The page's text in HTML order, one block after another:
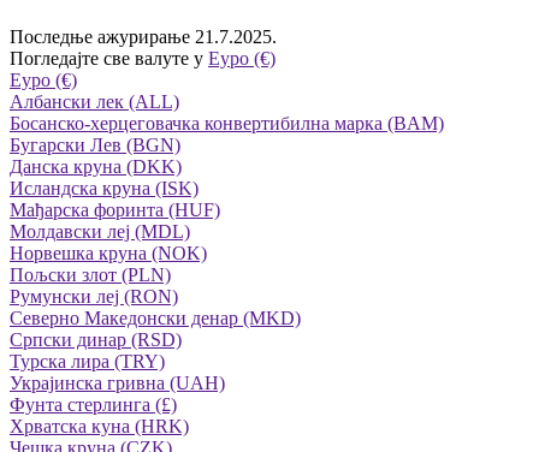
Последње ажурирање 21.7.2025.
Погледајте све валуте у Eуро (€)
Eуро (€)
Албански лек (ALL)
Босанско-херцеговачка конвертибилна марка (BAM)
Бугарски Лев (BGN)
Данска круна (DKK)
Исландска круна (ISK)
Мађарска форинта (HUF)
Молдавски леј (MDL)
Норвешка круна (NOK)
Пољски злот (PLN)
Румунски леј (RON)
Северно Македонски денар (MKD)
Српски динар (RSD)
Турска лира (TRY)
Украјинска гривна (UAH)
Фунта стерлинга (£)
Хрватска куна (HRK)
Чешка круна (CZK)